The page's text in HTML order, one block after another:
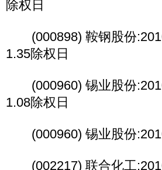
除权日
(000898) 鞍钢股份
1.35除权日
(000960) 锡业股份
1.08除权日
(000960) 锡业股份
(002217) 联合化工